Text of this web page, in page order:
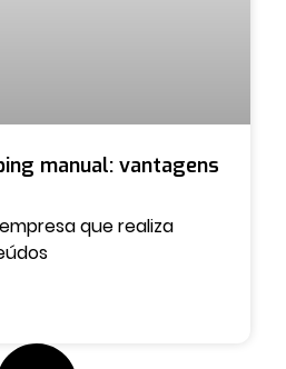
manual: vantagens
que realiza